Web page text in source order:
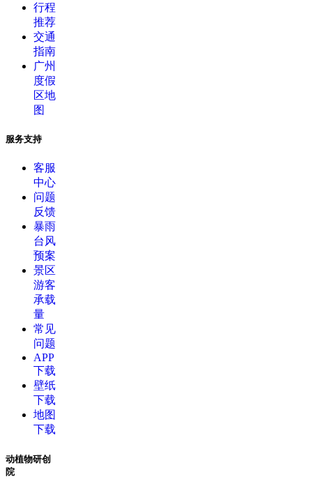
行程
推荐
交通
指南
广州
度假
区地
图
服务支持
客服
中心
问题
反馈
暴雨
台风
预案
景区
游客
承载
量
常见
问题
APP
下载
壁纸
下载
地图
下载
动植物研创
院